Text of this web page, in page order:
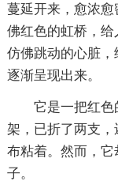
蔓延开来，愈浓
佛红色的虹桥，给
仿佛跳动的心脏
逐渐呈现出来。
它是一把红色
架，已折了两支
布粘着。然而，它
子。